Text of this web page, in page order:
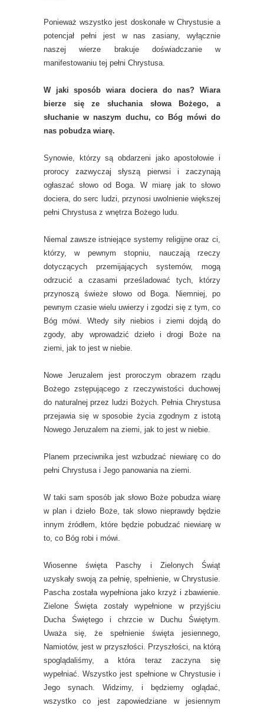
Ponieważ wszystko jest doskonałe w Chrystusie a
potencjał pełni jest w nas zasiany, wyłącznie
naszej wierze brakuje doświadczanie w
manifestowaniu tej pełni Chrystusa.
W jaki sposób wiara dociera do nas? Wiara
bierze się ze słuchania słowa Bożego, a
słuchanie w naszym duchu, co Bóg mówi do
nas pobudza wiarę.
Synowie, którzy są obdarzeni jako apostołowie i
prorocy zazwyczaj słyszą pierwsi i zaczynają
ogłaszać słowo od Boga. W miarę jak to słowo
dociera, do serc ludzi, przynosi uwolnienie większej
pełni Chrystusa z wnętrza Bożego ludu.
Niemal zawsze istniejące systemy religijne oraz ci,
którzy, w pewnym stopniu, nauczają rzeczy
dotyczących przemijających systemów, mogą
odrzucić a czasami prześladować tych, którzy
przynoszą świeże słowo od Boga. Niemniej, po
pewnym czasie wielu uwierzy i zgodzi się z tym, co
Bóg mówi. Wtedy siły niebios i ziemi dojdą do
zgody, aby wprowadzić dzieło i drogi Boże na
ziemi, jak to jest w niebie.
Nowe Jeruzalem jest proroczym obrazem rządu
Bożego zstępującego z rzeczywistości duchowej
do naturalnej przez ludzi Bożych. Pełnia Chrystusa
przejawia się w sposobie życia zgodnym z istotą
Nowego Jeruzalem na ziemi, jak to jest w niebie.
Planem przeciwnika jest wzbudzać niewiarę co do
pełni Chrystusa i Jego panowania na ziemi.
W taki sam sposób jak słowo Boże pobudza wiarę
w plan i dzieło Boże, tak słowo nieprawdy będzie
innym źródłem, które będzie pobudzać niewiarę w
to, co Bóg robi i mówi.
Wiosenne święta Paschy i Zielonych Świąt
uzyskały swoją za pełnię, spełnienie, w Chrystusie.
Pascha została wypełniona jako krzyż i zbawienie.
Zielone Święta zostały wypełnione w przyjściu
Ducha Świętego i chrzcie w Duchu Świętym.
Uważa się, że spełnienie święta jesiennego,
Namiotów, jest w przyszłości. Przyszłości, na którą
spoglądaliśmy, a która teraz zaczyna się
wypełniać. Wszystko jest spełnione w Chrystusie i
Jego synach. Widzimy, i będziemy oglądać,
wszystko co jest zapowiedziane w jesiennym